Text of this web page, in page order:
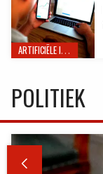
ARTIFICIËLE INTELLIGENTIE
POLITIEK
